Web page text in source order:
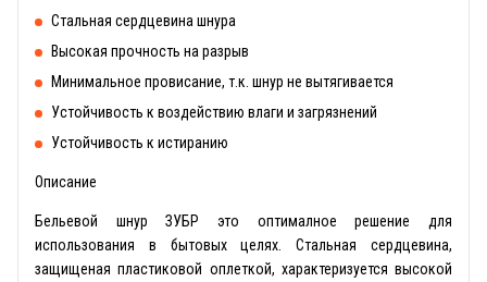
Стальная сердцевина шнура
Высокая прочность на разрыв
Минимальное провисание, т.к. шнур не вытягивается
Устойчивость к воздействию влаги и загрязнений
Устойчивость к истиранию
Описание
Бельевой шнур ЗУБР это оптималное решение для
использования в бытовых целях. Стальная сердцевина,
защищеная пластиковой оплеткой, характеризуется высокой